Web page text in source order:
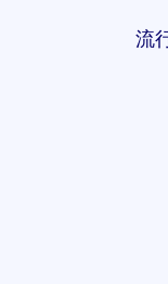
流